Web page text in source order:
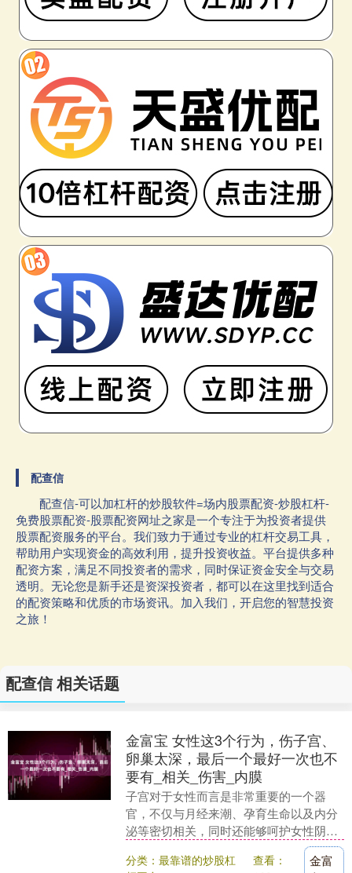
配查信
配查信-可以加杠杆的炒股软件=场内股票配资-炒股杠杆-
免费股票配资-股票配资网址之家是一个专注于为投资者提供
股票配资服务的平台。我们致力于通过专业的杠杆交易工具，
帮助用户实现资金的高效利用，提升投资收益。平台提供多种
配资方案，满足不同投资者的需求，同时保证资金安全与交易
透明。无论您是新手还是资深投资者，都可以在这里找到适合
的配资策略和优质的市场资讯。加入我们，开启您的智慧投资
之旅！
配查信 相关话题
金富宝 女性这3个行为，伤子宫、
卵巢太深，最后一个最好一次也不
要有_相关_伤害_内膜
子宫对于女性而言是非常重要的一个器
官，不仅与月经来潮、孕育生命以及内分
泌等密切相关，同时还能够呵护女性阴道
健康、降低感染风险、增强女性抵抗力、
支撑卵巢。虽然子宫....
分类：最靠谱的炒股杠
查看：
金富